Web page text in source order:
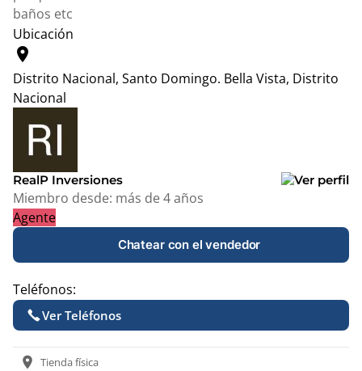
baños etc
Ubicación
location_on
Distrito Nacional, Santo Domingo. Bella Vista, Distrito
Nacional
+
−
RealP Inversiones
Miembro desde: más de 4 años
Agente
Chatear con el vendedor
Teléfonos:
Ver Teléfonos
location_on Tienda física